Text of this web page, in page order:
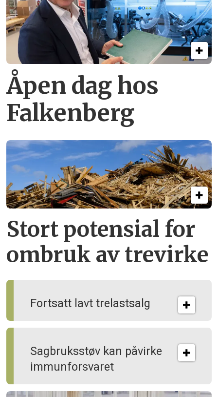
Åpen dag hos
Falkenberg
Stort potensial for
ombruk av tre­virke
Fortsatt lavt trelastsalg
Sagbruksstøv kan på­virke
immun­forsvaret